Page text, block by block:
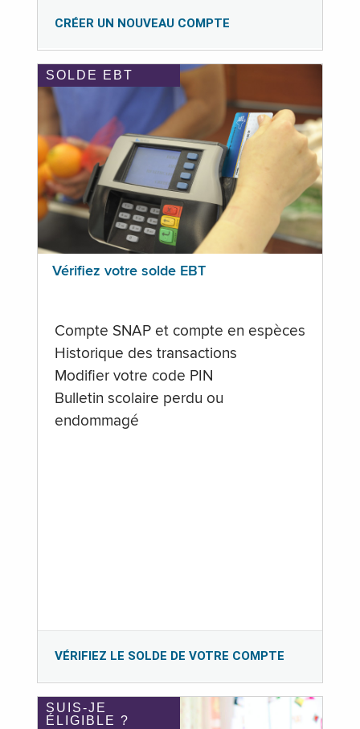
CRÉER UN NOUVEAU COMPTE
SOLDE EBT
Vérifiez votre solde EBT
Compte SNAP et compte en espèces
Historique des transactions
Modifier votre code PIN
Bulletin scolaire perdu ou
endommagé
VÉRIFIEZ LE SOLDE DE VOTRE COMPTE
SUIS-JE
ÉLIGIBLE ?